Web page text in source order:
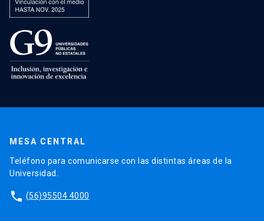
MESA CENTRAL
Teléfono para comunicarse con las distintas áreas de la
Universidad.
phone (56)95504 4000